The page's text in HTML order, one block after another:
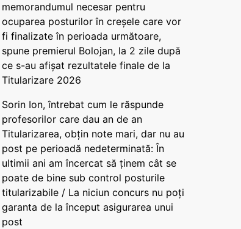
memorandumul necesar pentru
ocuparea posturilor în creșele care vor
fi finalizate în perioada următoare,
spune premierul Bolojan, la 2 zile după
ce s-au afișat rezultatele finale de la
Titularizare 2026
Sorin Ion, întrebat cum le răspunde
profesorilor care dau an de an
Titularizarea, obțin note mari, dar nu au
post pe perioadă nedeterminată: În
ultimii ani am încercat să ținem cât se
poate de bine sub control posturile
titularizabile / La niciun concurs nu poți
garanta de la început asigurarea unui
post